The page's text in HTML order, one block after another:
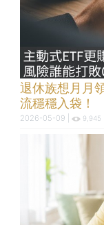
退休族想月月
流穩穩入袋！
2026-05-09 | 9,945